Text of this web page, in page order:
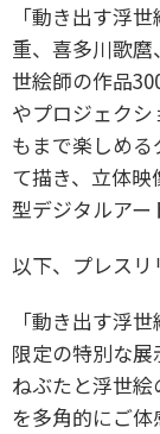
「動き出す浮
重、喜多川歌
世絵師の作品
やプロジェク
もまで楽しめ
て描き、立体
型デジタルアー
以下、プレスリ
「動き出す浮
限定の特別な
ねぶたと浮世
を多角的にご体